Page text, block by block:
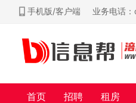
手机版/客户端 业务电话
首页 招聘 租房